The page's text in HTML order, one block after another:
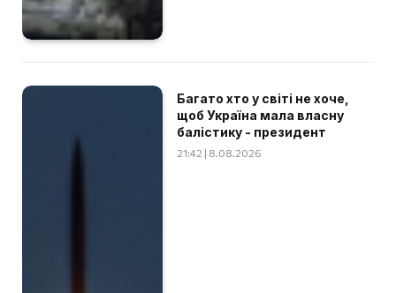
Багато хто у світі не хоче,
щоб Україна мала власну
балістику - президент
21:42 | 8.08.2026